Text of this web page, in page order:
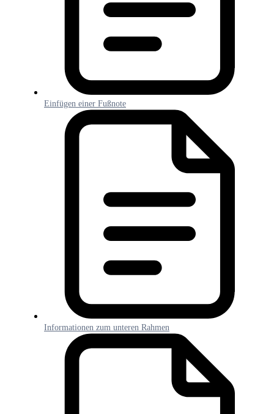
Einfügen einer Fußnote
Informationen zum unteren Rahmen